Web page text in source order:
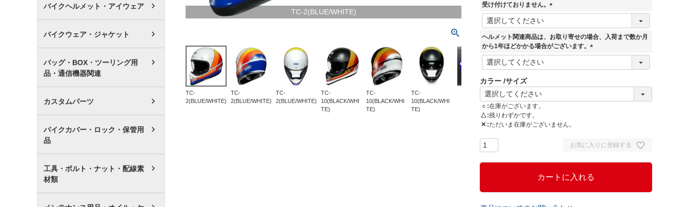
バイクヘルメット・アイウェア
バイクウェア・ジャケット
バッグ・BOX・ツーリング用
品・通信機器関連
カスタムパーツ
バイクカバー・ロック・保管用
品
工具・ボルト・ナット・配線素
材類
TC-2(BLUE/WHITE) TC-2(BLUE/WHITE)
TC-
2(BLUE/WHITE)
TC-
2(BLUE/WHITE)
TC-
2(BLUE/WHITE)
TC-
10(BLACK/WHI
TE)
TC-
10(BLACK/WHI
TE)
TC-
10(BLACK/WHI
TE)
受け付けておりません。
(
須
)
ヘルメット関連商品は、お取り寄せの場合、入荷まで数か月
から1年ほどかかる場合がございます。
(
)
カラー サイズ
○ 在庫がございます。
△ 残りわずかです。
✕ ただいま在庫がございません。
お気に入りに登録する
カートに入れる